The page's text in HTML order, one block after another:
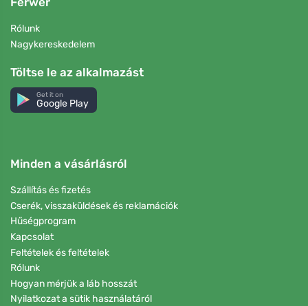
Rólunk
Nagykereskedelem
Töltse le az alkalmazást
Get it on
Google Play
Minden a vásárlásról
Szállítás és fizetés
Cserék, visszaküldések és reklamációk
Hűségprogram
Kapcsolat
Feltételek és feltételek
Rólunk
Hogyan mérjük a láb hosszát
Nyilatkozat a sütik használatáról